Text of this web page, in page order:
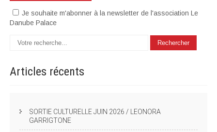
Je souhaite m'abonner à la newsletter de l'association Le
Danube Palace
Articles récents
SORTIE CULTURELLE JUIN 2026 / LEONORA
GARRIGTONE